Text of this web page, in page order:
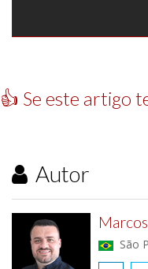
👍 Se este artigo
Autor
São